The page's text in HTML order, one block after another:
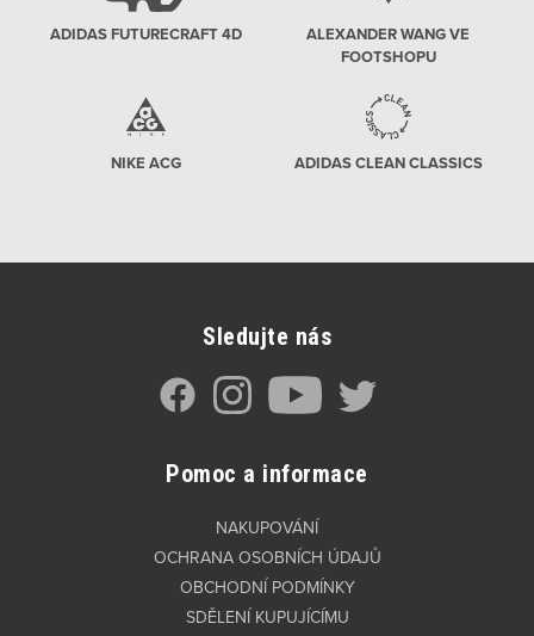
ADIDAS FUTURECRAFT 4D
ALEXANDER WANG VE
FOOTSHOPU
NIKE ACG ADIDAS CLEAN CLASSICS
Sledujte nás
Pomoc a informace
NAKUPOVÁNÍ
OCHRANA OSOBNÍCH ÚDAJŮ
OBCHODNÍ PODMÍNKY
SDĚLENÍ KUPUJÍCÍMU